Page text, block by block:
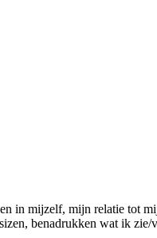
in mijzelf, mijn relatie tot
benadrukken wat ik zie/